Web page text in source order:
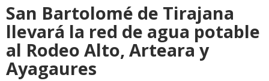
San Bartolomé de Tirajana
llevará la red de agua potable
al Rodeo Alto, Arteara y
Ayagaures